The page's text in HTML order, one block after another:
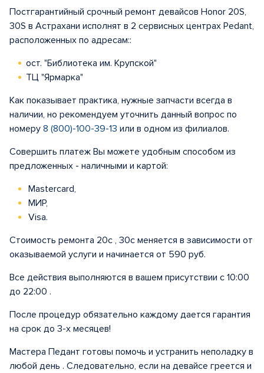
Постгарантийный срочный ремонт девайсов Honor 20S,
30S в Астрахани исполнят в 2 сервисных центрах Pedant,
расположенных по адресам::
ост. "Библиотека им. Крупской"
ТЦ "Ярмарка"
Как показывает практика, нужные запчасти всегда в
наличии, но рекомендуем уточнить данный вопрос по
номеру 8 (800)-100-39-13 или в одном из филиалов.
Совершить платеж Вы можете удобным способом из
предложенных - наличными и картой:
Mastercard,
МИР,
Visa.
Стоимость ремонта 20с , 30с меняется в зависимости от
оказываемой услуги и начинается от 590 руб.
Все действия выполняются в вашем присутствии с 10:00
до 22:00 .
После процедур обязательно каждому дается гарантия
на срок до 3-х месяцев!
Мастера Педант готовы помочь и устранить неполадку в
любой день . Следовательно, если на девайсе греется и